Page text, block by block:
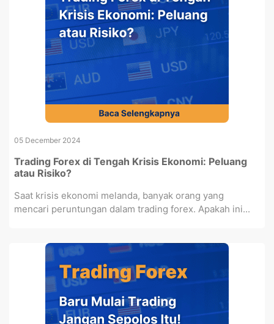
05 December 2024
Trading Forex di Tengah Krisis Ekonomi: Peluang
atau Risiko?
Saat krisis ekonomi melanda, banyak orang yang
mencari peruntungan dalam trading forex. Apakah ini...